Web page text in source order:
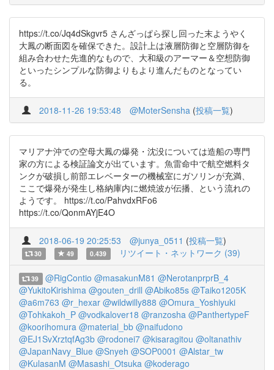
https://t.co/Jq4dSkgvr5 さんざっぱら探し回った末ようやく
大鳳の断面図を確保できた。設計上は液層防御と空層防御を
組み合わせた先進的なもので、大和級のアーマー＆空想防御
といったシンプルな防御よりもより進んだものとなってい
る。
2018-11-26 19:53:48 @MoterSensha (投稿一覧)
マリアナ沖での空母大鳳の爆発・沈没については造船の専門
家の方による検証論文が出ています。魚雷命中で航空燃料タ
ンクが破損し前部エレベーターの機械室にガソリンが充満、
ここで爆発が発生し格納庫内に燃焼波が伝播、という流れの
ようです。 https://t.co/PahvdxRFo6
https://t.co/QonmAYjE4O
2018-06-19 20:25:53 @junya_0511 (投稿一覧)
30 49 0.439 リツイート・ネットワーク (39)
39 @RigContio @masakunM81 @NerotanprprB_4
@YukitoKirishima @gouten_drill @Abiko85s @Taiko1205K
@a6m763 @r_hexar @wildwilly888 @Omura_Yoshiyuki
@Tohkakoh_P @vodkalover18 @ranzosha @PanthertypeF
@koorihomura @material_bb @naifudono
@EJ1SvXrztqfAg3b @rodonei7 @kisaragitou @oltanathiv
@JapanNavy_Blue @Snyeh @SOP0001 @Alstar_tw
@KulasanM @Masashi_Otsuka @koderago